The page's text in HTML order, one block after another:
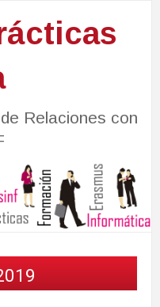
Relaciones con